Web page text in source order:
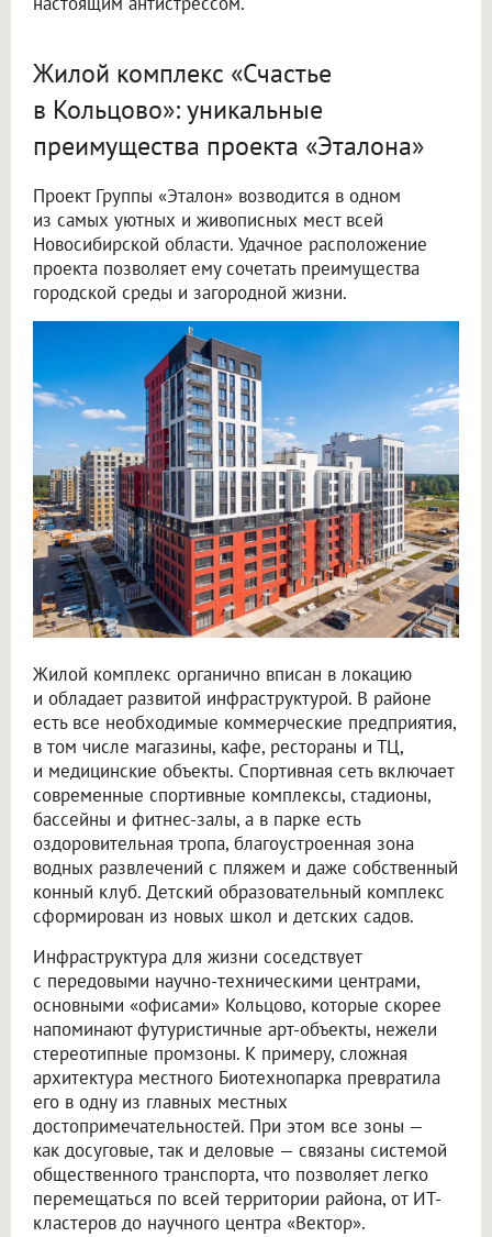
Жилой комплекс «Счастье
в Кольцово»: уникальные
преимущества проекта «Эталона»
Проект Группы «Эталон» возводится в одном
из самых уютных и живописных мест всей
Новосибирской области. Удачное расположение
проекта позволяет ему сочетать преимущества
городской среды и загородной жизни.
Жилой комплекс органично вписан в локацию
и обладает развитой инфраструктурой. В районе
есть все необходимые коммерческие предприятия,
в том числе магазины, кафе, рестораны и ТЦ,
и медицинские объекты. Спортивная сеть включает
современные спортивные комплексы, стадионы,
бассейны и фитнес-залы, а в парке есть
оздоровительная тропа, благоустроенная зона
водных развлечений с пляжем и даже собственный
конный клуб. Детский образовательный комплекс
сформирован из новых школ и детских садов.
Инфраструктура для жизни соседствует
с передовыми научно-техническими центрами,
основными «офисами» Кольцово, которые скорее
напоминают футуристичные арт-объекты, нежели
стереотипные промзоны. К примеру, сложная
архитектура местного Биотехнопарка превратила
его в одну из главных местных
достопримечательностей. При этом все зоны —
как досуговые, так и деловые — связаны системой
общественного транспорта, что позволяет легко
перемещаться по всей территории района, от ИТ-
кластеров до научного центра «Вектор».